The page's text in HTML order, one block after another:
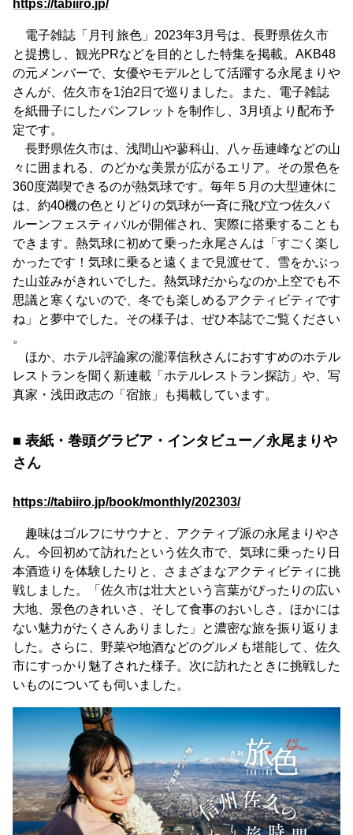
https://tabiiro.jp/
電子雑誌「月刊 旅色」2023年3月号は、長野県佐久市
と提携し、観光PRなどを目的とした特集を掲載。AKB48
の元メンバーで、女優やモデルとして活躍する永尾まりや
さんが、佐久市を1泊2日で巡りました。また、電子雑誌
を紙冊子にしたパンフレットを制作し、3月頃より配布予
定です。
長野県佐久市は、浅間山や蓼科山、八ヶ岳連峰などの山
々に囲まれる、のどかな美景が広がるエリア。その景色を
360度満喫できるのが熱気球です。毎年５月の大型連休に
は、約40機の色とりどりの気球が一斉に飛び立つ佐久バ
ルーンフェスティバルが開催され、実際に搭乗することも
できます。熱気球に初めて乗った永尾さんは「すごく楽し
かったです！気球に乗ると遠くまで見渡せて、雪をかぶっ
た山並みがきれいでした。熱気球だからなのか上空でも不
思議と寒くないので、冬でも楽しめるアクティビティです
ね」と夢中でした。その様子は、ぜひ本誌でご覧ください
。
ほか、ホテル評論家の瀧澤信秋さんにおすすめのホテル
レストランを聞く新連載「ホテルレストラン探訪」や、写
真家・浅田政志の「宿旅」も掲載しています。
■ 表紙・巻頭グラビア・インタビュー／永尾まりや
さん
https://tabiiro.jp/book/monthly/202303/
趣味はゴルフにサウナと、アクティブ派の永尾まりやさ
ん。今回初めて訪れたという佐久市で、気球に乗ったり日
本酒造りを体験したりと、さまざまなアクティビティに挑
戦しました。「佐久市は壮大という言葉がぴったりの広い
大地、景色のきれいさ、そして食事のおいしさ。ほかには
ない魅力がたくさんありました」と濃密な旅を振り返りま
した。さらに、野菜や地酒などのグルメも堪能して、佐久
市にすっかり魅了された様子。次に訪れたときに挑戦した
いものについても伺いました。